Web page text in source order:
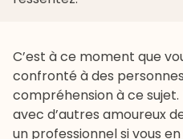
C’est à ce moment que
confronté à des
compréhension à ce sujet.
avec d’autres amoureux
un professionnel si vous